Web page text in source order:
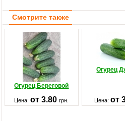
Смотрите также
Огурец Береговой
Огурец
Цена:от 3.80грн. Цена: от